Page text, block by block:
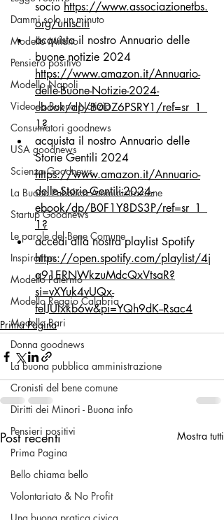
Dammi solo un minuto
Modello Milano
Pensiero positivo
Modello Napoli
Video la Buona Notizia
Consumatori goodnews
USA goodnews
Scienza Goodnews
La Buona Pubblica Amministrazione
Startup Goodnews
Le parole del Bene Comune
Inspiration
Modello Palermo
Modello Reggio Calabria
Modello Bari
Donna goodnews
La buona pubblica amministrazione
Cronisti del bene comune
Diritti dei Minori - Buona info
Pensieri positivi
Prima Pagina
Bello chiama bello
Volontariato & No Profit
socio https://www.associazionetbs.
org/unisciti
acquista il nostro Annuario delle
buone notizie 2024
https://www.amazon.it/Annuario-
delle-Buone-Notizie-2024-
ebook/dp/B0DZ6PSRY1/ref=sr_1_
1?
acquista il nostro Annuario delle
Storie Gentili 2024
https://www.amazon.it/Annuario-
delle-Storie-Gentili-2024-
ebook/dp/B0F1Y8DS3P/ref=sr_1_
1 ?
accedi alla nostra playlist Spotify
https://open.spotify.com/playlist/4j
q91ERNWkzuMdcQxVtsaR?
si=vXYuk4vUQx-
felJUlxkb6w&pi=YQh9dK--Rsac4
Prima Pagina
Post recenti Mostra tutti